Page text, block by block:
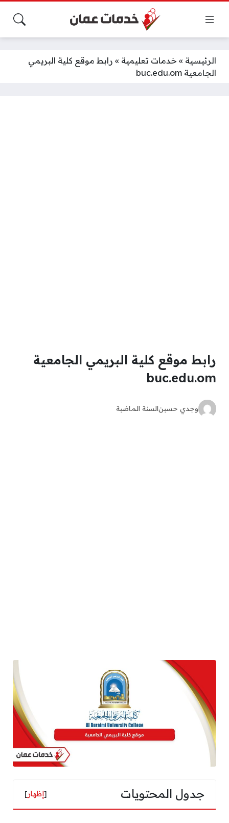
الرئيسية » خدمات تعليمية » رابط موقع كلية البريمي
الجامعية buc.edu.om
رابط موقع كلية البريمي الجامعية
buc.edu.om
وجدي حسينالسنة الماضية
جدول المحتويات [إظهار]